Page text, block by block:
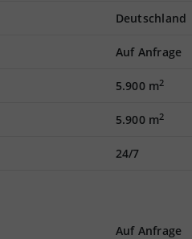
Deutschland
Auf Anfrage
5.900 m2
5.900 m2
24/7
Auf Anfrage